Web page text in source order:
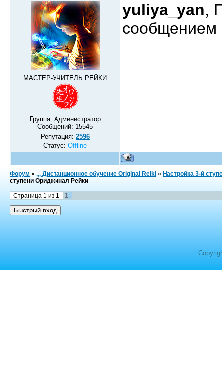
МАСТЕР-УЧИТЕЛЬ РЕЙКИ
Группа: Администратор
Сообщений: 15545
Репутация: 2596
Статус:Offline
yuliya_yan,
Форум » ,,, Дистанционное обучение Original Reiki » Настройка 3-й
ступени Ориджинал Рейки
Страница 1 из 1 1